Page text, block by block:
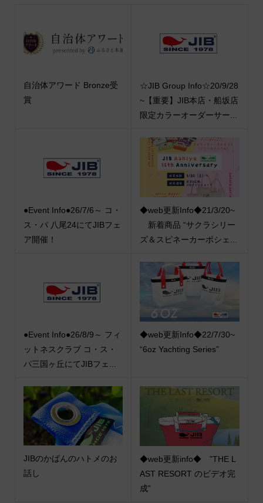
自治体アワード Bronze受
賞
☆JIB Group Info☆20/9/28
~【重要】JIB本店・船坂店
限定カラーオーダーサー...
●Event Info●26/7/6～ コ・
ス・パ 八尾24にてJIBフェ
ア開催！
◆web更新Info◆21/3/20~
新着商品 “サクラシリー
ズ＆スピネーカーポシェ...
●Event Info●26/8/9～ フィ
ットネスクラブ コ・ス・
パ三国ヶ丘にてJIBフェ...
◆web更新Info◆22/7/30~
“6oz Yachting Series”
JIBのかばんのハトメのお
話し
◆web更新info◆ ”THE L
AST RESORT のビデオ完
成”